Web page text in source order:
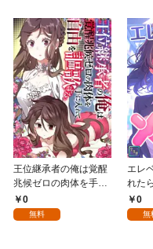
王位継承者の俺は覚醒
兆候ゼロの肉体を手に
入れて自由を謳歌す
る。1
0
無料
エレ
れた
年齢
0
無